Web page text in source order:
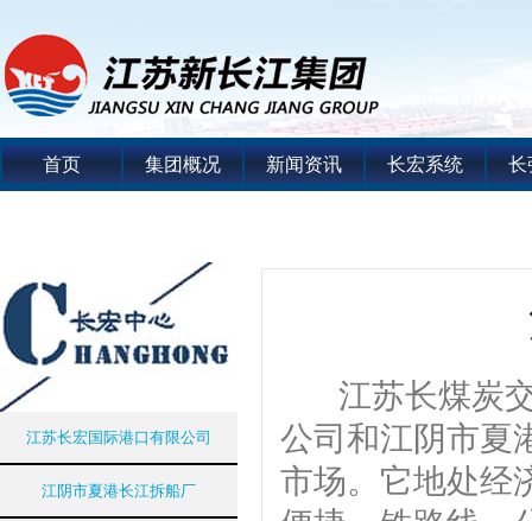
首页 集团概况 新闻资讯 长宏系统 长
江苏长宏国际港口有限公司
江阴市夏港长江拆船厂
江苏长煤炭交
公司和江阴市夏
市场。它地处经